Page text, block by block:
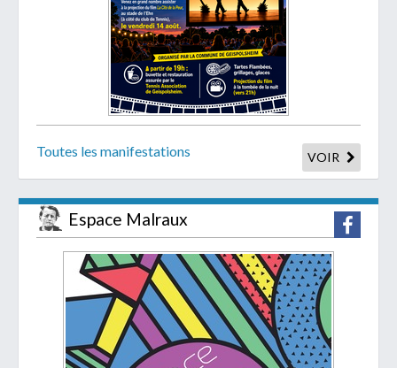
Toutes les manifestations VOIR
Espace Malraux